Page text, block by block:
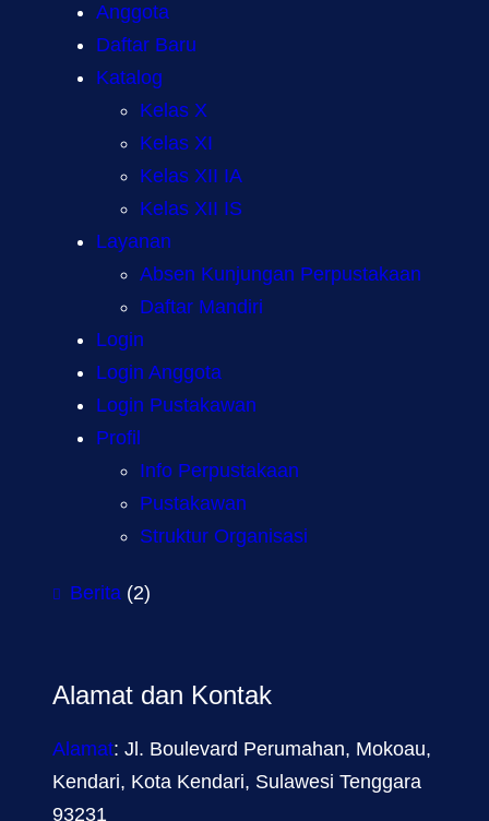
Anggota
Daftar Baru
Katalog
Kelas X
Kelas XI
Kelas XII IA
Kelas XII IS
Layanan
Absen Kunjungan Perpustakaan
Daftar Mandiri
Login
Login Anggota
Login Pustakawan
Profil
Info Perpustakaan
Pustakawan
Struktur Organisasi
Berita (2)
Alamat dan Kontak
Alamat: Jl. Boulevard Perumahan, Mokoau,
Kendari, Kota Kendari, Sulawesi Tenggara
93231